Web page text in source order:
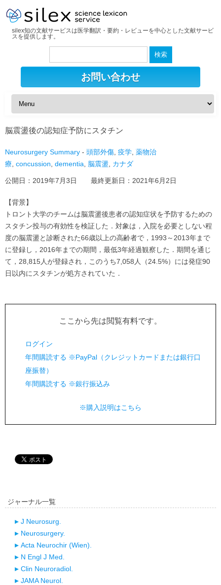
silex知の文献サービスは医学翻訳・要約・レビューを中心とした文献サービ
スを提供します。
検
お問い合わせ
脳震盪後の認知症予防にスタチン
Neurosurgery Summary - 頭部外傷 疫学 薬物治
療 concussion dementia 脳震盪 カナダ
公開日： 2019年7月3日 最終更新日： 2021年6月2日
【背景】
トロント大学のチームは脳震盪後患者の認知症状を予防するための
スタチン投与の有効性を検証した．対象は，入院を必要としない程
度の脳震盪と診断された66歳以上の高齢者で，1993～2013年まで
に登録し，2016年までの期間，最低3年経過観察した．期間を通じ
て，28,815人が登録され，このうち7,058人（24.5%）には発症90
日以内にスタチンが処方されていた．
ここから先は閲覧有料です。
ログイン
年間購読する ※PayPal（クレジットカードまたは銀行口
座振替）
年間購読する ※銀行振込み
※購入説明はこちら
ジャーナル一覧
J Neurosurg.
Neurosurgery.
Acta Neurochir (Wien).
N Engl J Med.
Clin Neuroradiol.
JAMA Neurol.